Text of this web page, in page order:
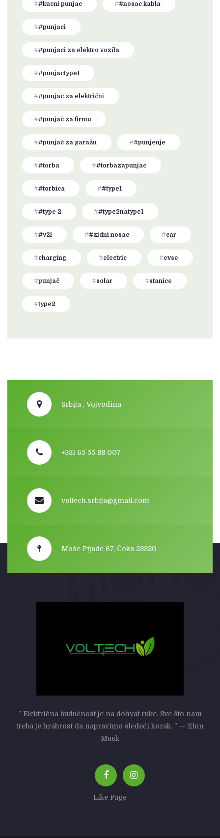
#kucni punjac #nosac kabla
#punjaci
#punjaci za elektro vozila
#punjactype1
#punjač za električni
#punjač za firmu
#punjač za garažu #punjenje
#torba #torbazapunjac
#torbica #type1
#type 2 #type2natype1
#v2l #zidni nosac car
charging electric evse
punjač solar stanice
type2
Srbija , Vojvodina
+381 65 55 88 007
voltech.srbija@gmail.com
Moše Pijade 67, Čoka 23320
” Električna budućnost je na dohvat ruke. Sve što nam
treba je hrabrost da napravimo sledeći korak. ” — Elon
Musk
Like Page